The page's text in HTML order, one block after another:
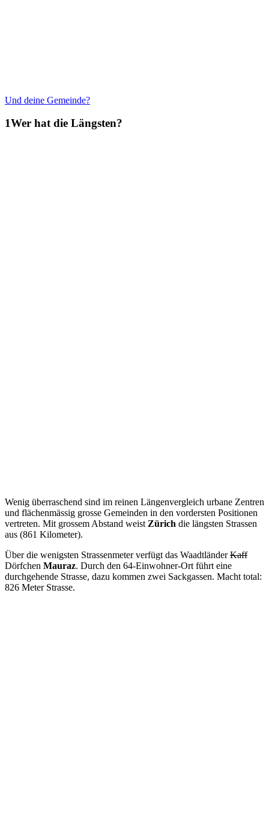
Und deine Gemeinde?
Wer hat die Längsten?
Wenig überraschend sind im reinen Längenvergleich urbane Zentren
und flächenmässig grosse Gemeinden in den vordersten Positionen
vertreten. Mit grossem Abstand weist Zürich die längsten Strassen
aus (861 Kilometer).
Über die wenigsten Strassenmeter verfügt das WaadtländerKaff
Dörfchen Mauraz. Durch den 64-Einwohner-Ort führt eine
durchgehende Strasse, dazu kommen zwei Sackgassen. Macht total:
826 Meter Strasse.